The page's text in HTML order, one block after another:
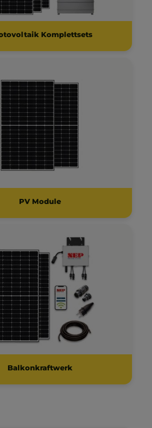
Komplettsets
PV Module
Balkonkraftwerk